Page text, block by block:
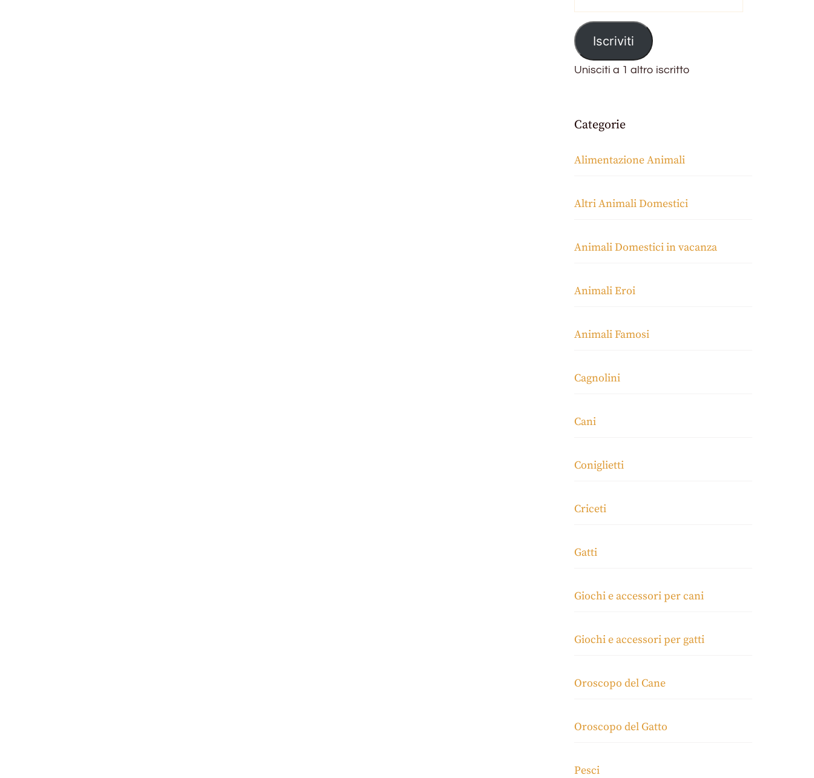
Iscriviti
Unisciti a 1 altro iscritto
Categorie
Alimentazione Animali
Altri Animali Domestici
Animali Domestici in vacanza
Animali Eroi
Animali Famosi
Cagnolini
Cani
Coniglietti
Criceti
Gatti
Giochi e accessori per cani
Giochi e accessori per gatti
Oroscopo del Cane
Oroscopo del Gatto
Pesci